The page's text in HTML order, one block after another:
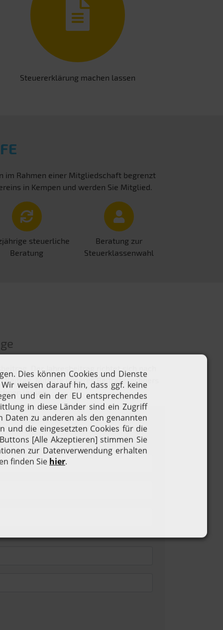
Steuererklärung machen lassen
im Rahmen einer Mitgliedschaft begrenzt
in Kempen und werden Sie Mitglied.
steuerliche
Beratung
Beratung zur
Steuerklassenwahl
Der Jahresbeitrag richtet sich nach
Mithilfe unseres Beitragsrechners
lassen.